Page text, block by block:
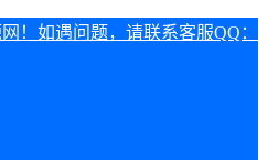
！如遇问题，请联系客服QQ：